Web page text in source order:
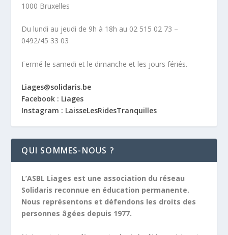
1000 Bruxelles
Du lundi au jeudi de 9h à 18h au 02 515 02 73 –
0492/45 33 03
Fermé le samedi et le dimanche et les jours fériés.
Liages@solidaris.be
Facebook : Liages
Instagram : LaisseLesRidesTranquilles
QUI SOMMES-NOUS ?
L’ASBL Liages est une association du réseau
Solidaris reconnue en éducation permanente.
Nous représentons et défendons les droits des
personnes âgées depuis 1977.